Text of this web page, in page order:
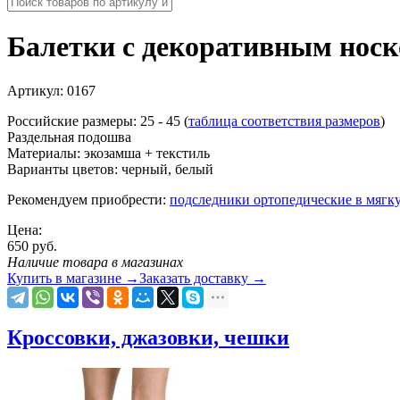
Балетки с декоративным
Артикул: 0167
Российские размеры: 25 - 45 (таблица соответствия размеров)
Раздельная подошва
Материалы: экозамша + текстиль
Варианты цветов: черный, белый
Рекомендуем приобрести: подследники ортопедические в
Цена:
650 руб.
Наличие товара в магазинах
Купить в магазине →Заказать доставку →
Кроссовки, джазовки, чешки